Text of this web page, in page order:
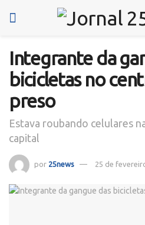
Integrante da
bicicletas no
preso
Estava roubando celulares
capital
por 25news 25 de